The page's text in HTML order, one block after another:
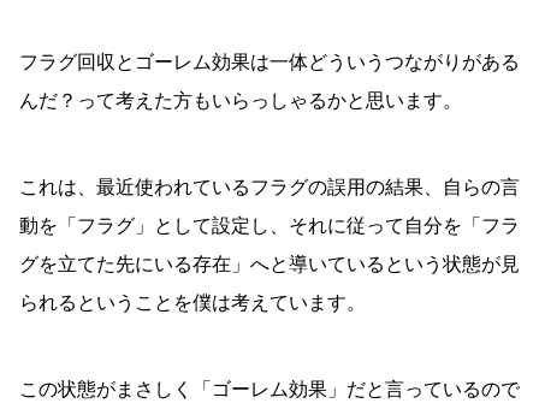
フラグ回収とゴーレム効果は一体どういうつながりがある
んだ？って考えた方もいらっしゃるかと思います。
これは、最近使われているフラグの誤用の結果、自らの言
動を「フラグ」として設定し、それに従って自分を「フラ
グを立てた先にいる存在」へと導いているという状態が見
られるということを僕は考えています。
この状態がまさしく「ゴーレム効果」だと言っているので